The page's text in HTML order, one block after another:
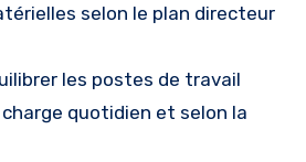
selon le plan directeur
les postes de travail
quotidien et selon la